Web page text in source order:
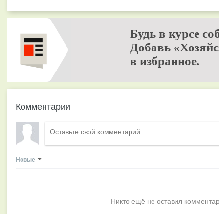
Будь в курсе
Добавь
в избранное.
Комментарии
Новые
Никто ещё не оставил